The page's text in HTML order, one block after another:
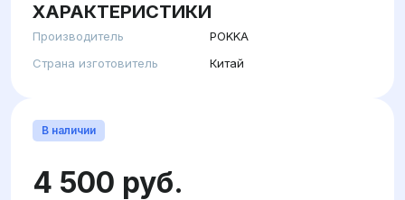
ХАРАКТЕРИСТИКИ
Производитель
POKKA
Страна изготовитель
Китай
В наличии
4 500 руб.